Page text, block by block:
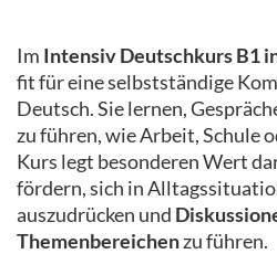
Im Intensiv Deutschkurs B1
fit für eine selbstständige
Deutsch. Sie lernen,
zu führen, wie Arbeit, Schule
Kurs legt besonderen Wert
fördern, sich in
auszudrücken und
Themenbereichenzu führen.